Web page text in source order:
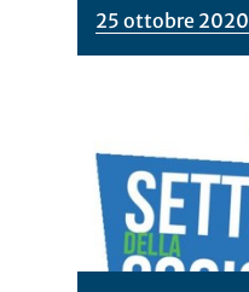
25 ottobre 2020